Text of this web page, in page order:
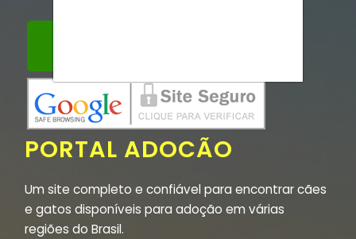
PORTAL ADOCÃO
Um site completo e confiável para encontrar cães
e gatos disponíveis para adoção em várias
regiões do Brasil.